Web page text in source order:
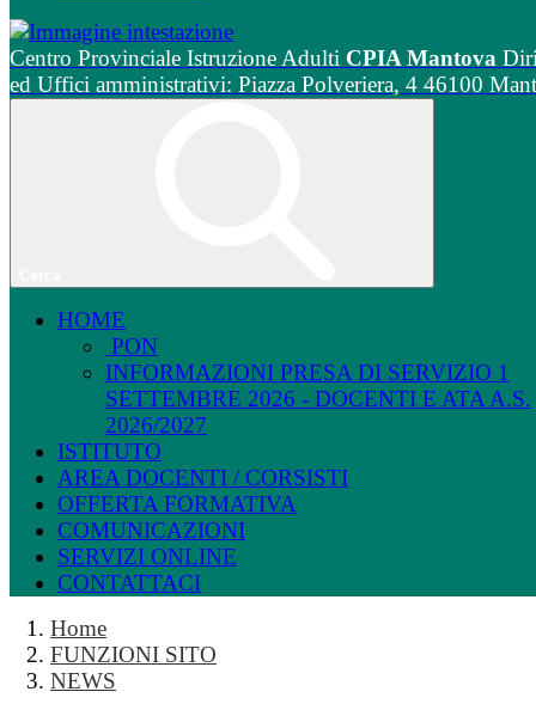
Centro Provinciale Istruzione Adulti CPIA Mantova
ed Uffici amministrativi: Piazza Polveriera, 4 46100
HOME
PON
INFORMAZIONI PRESA DI SERVIZIO 1
SETTEMBRE 2026 - DOCENTI E ATA A.S.
2026/2027
ISTITUTO
AREA DOCENTI / CORSISTI
OFFERTA FORMATIVA
COMUNICAZIONI
SERVIZI ONLINE
CONTATTACI
Home
FUNZIONI SITO
NEWS